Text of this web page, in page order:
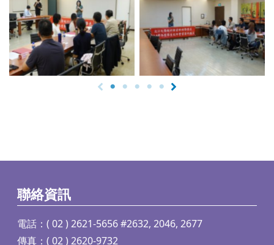
No Caption No Caption
聯絡資訊
電話：( 02 ) 2621-5656 #2632, 2046, 2677
傳真：( 02 ) 2620-9732